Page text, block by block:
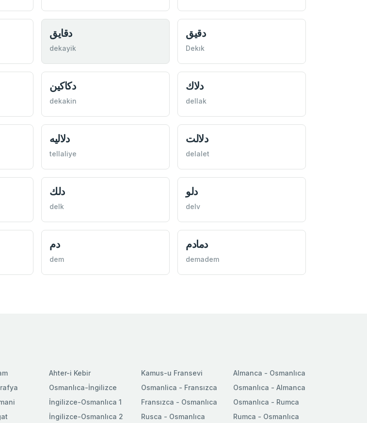
دقايق
dekayik
دقيق
Dekık
دكاكين
dekakin
دلاك
dellak
دلاليه
tellaliye
دلالت
delalet
دلك
delk
دلو
delv
دم
dem
دمادم
demadem
Ahter-i Kebir
Osmanlıca-İngilizce
İngilizce-Osmanlıca 1
İngilizce-Osmanlıca 2
Kamus-u Fransevi
Osmanlica - Fransızca
Fransızca - Osmanlıca
Rusca - Osmanlıca
Almanca - Osmanlıca
Osmanlıca - Almanca
Osmanlıca - Rumca
Rumca - Osmanlıca